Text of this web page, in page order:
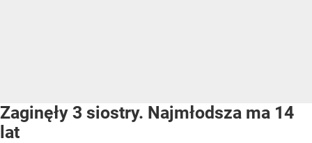
Zaginęły 3 siostry. Najmłodsza ma 14
lat